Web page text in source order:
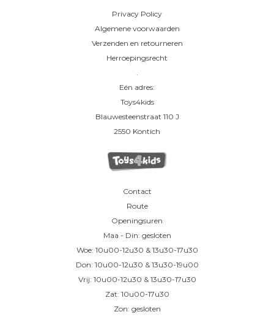
Privacy Policy
Algemene voorwaarden
Verzenden en retourneren
Herroepingsrecht
.
Eén adres:
Toys4kids
Blauwesteenstraat 110 J
2550 Kontich
Contact
Route
Openingsuren
Maa - Din: gesloten
Woe: 10u00-12u30 & 13u30-17u30
Don: 10u00-12u30 & 13u30-19u00
Vrij: 10u00-12u30 & 13u30-17u30
Zat: 10u00-17u30
Zon: gesloten